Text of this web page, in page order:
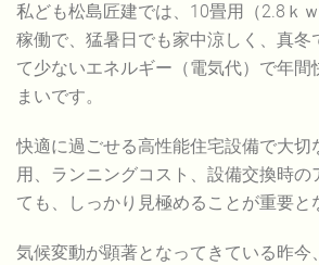
私ども松島匠建では、10畳用（2.8ｋ
稼働で、猛暑日でも家中涼しく、真冬
て少ないエネルギー（電気代）で年間
まいです。
快適に過ごせる高性能住宅設備で大切
用、ランニングコスト、設備交換時の
ても、しっかり見極めることが重要と
気候変動が顕著となってきている昨今